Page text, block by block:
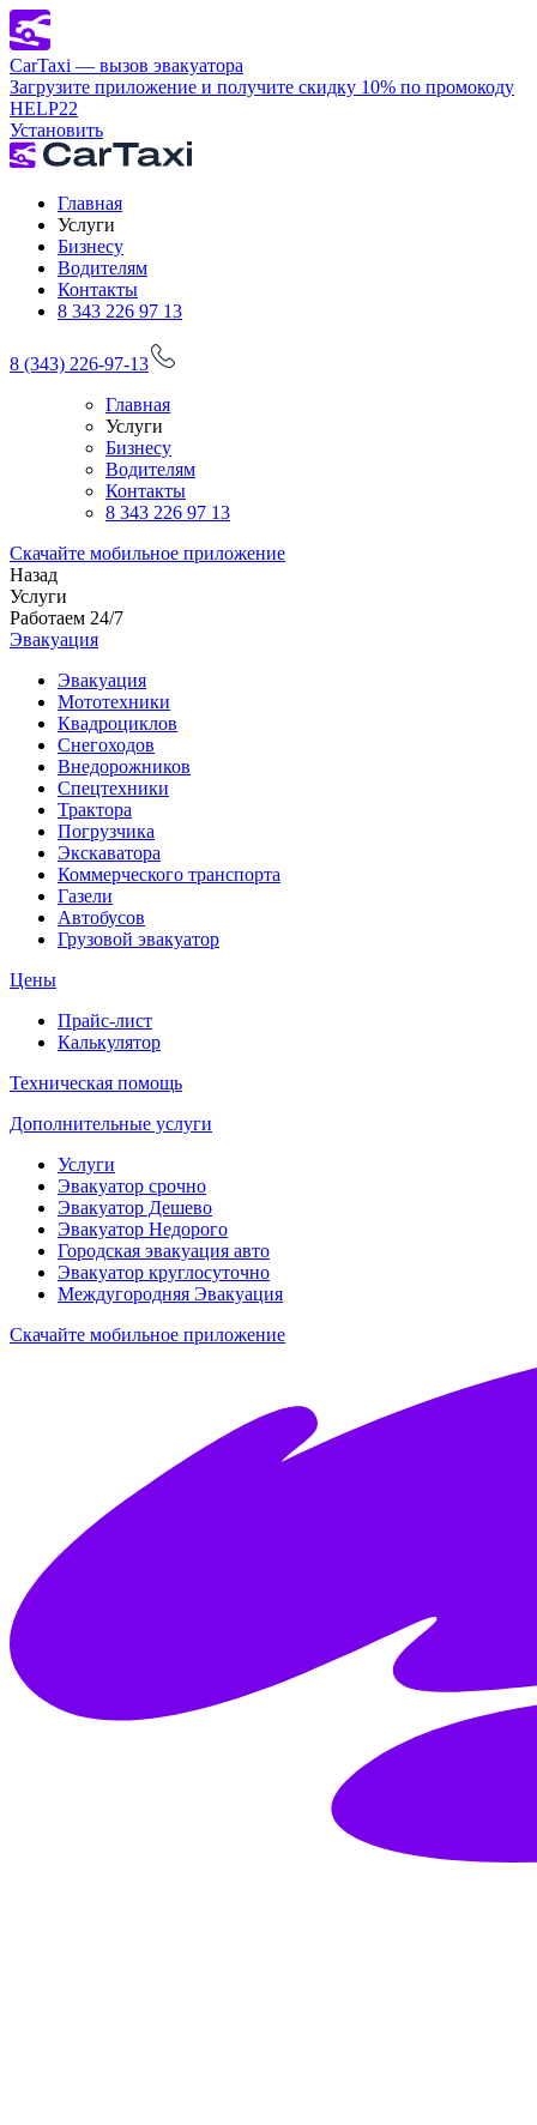
CarTaxi — вызов эвакуатора
Загрузите приложение и получите скидку 10% по промокоду
HELP22
Установить
Главная
Услуги
Бизнесу
Водителям
Контакты
8 343 226 97 13
8 (343) 226-97-13
Главная
Услуги
Бизнесу
Водителям
Контакты
8 343 226 97 13
Скачайте мобильное приложение
Назад
Услуги
Работаем 24/7
Эвакуация
Эвакуация
Мототехники
Квадроциклов
Снегоходов
Внедорожников
Спецтехники
Трактора
Погрузчика
Экскаватора
Коммерческого транспорта
Газели
Автобусов
Грузовой эвакуатор
Цены
Прайс-лист
Калькулятор
Техническая помощь
Дополнительные услуги
Услуги
Эвакуатор срочно
Эвакуатор Дешево
Эвакуатор Недорого
Городская эвакуация авто
Эвакуатор круглосуточно
Междугородняя Эвакуация
Скачайте мобильное приложение